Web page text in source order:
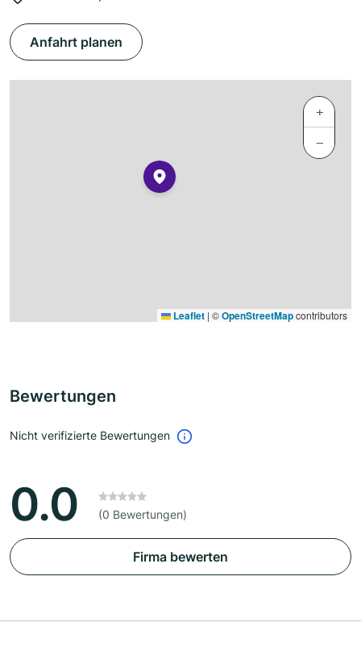
Anfahrt planen
+
−
Leaflet | ©OpenStreetMapcontributors
Bewertungen
Nicht verifizierte Bewertungen
0.0 (0 Bewertungen)
Firma bewerten